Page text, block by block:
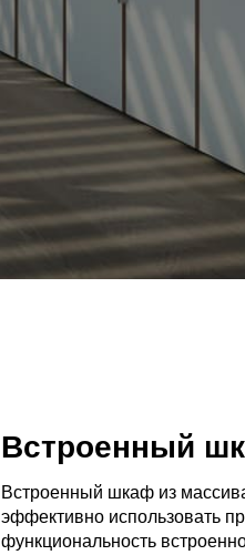
Встроенный
Встроенный шкаф из
эффективно использовать
функциональность